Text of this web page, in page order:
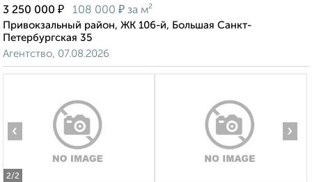
3 250 000 ₽ 108 000 ₽ за м²
Привокзальный район, ЖК 106-й, Большая Санкт-
Петербургская 35
Агентство, 07.08.2026
2/2
‹ ›